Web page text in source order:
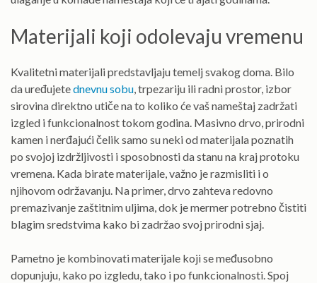
Materijali koji odolevaju vremenu
Kvalitetni materijali predstavljaju temelj svakog doma. Bilo
da uređujetednevnu sobu, trpezariju ili radni prostor, izbor
sirovina direktno utiče na to koliko će vaš nameštaj zadržati
izgled i funkcionalnost tokom godina. Masivno drvo, prirodni
kamen i nerđajući čelik samo su neki od materijala poznatih
po svojoj izdržljivosti i sposobnosti da stanu na kraj protoku
vremena. Kada birate materijale, važno je razmisliti i o
njihovom održavanju. Na primer, drvo zahteva redovno
premazivanje zaštitnim uljima, dok je mermer potrebno čistiti
blagim sredstvima kako bi zadržao svoj prirodni sjaj.
Pametno je kombinovati materijale koji se međusobno
dopunjuju, kako po izgledu, tako i po funkcionalnosti. Spoj